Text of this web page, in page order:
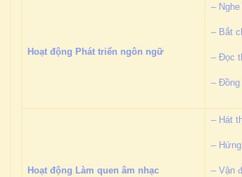
Hoạt động Phát triển ngôn ngữ
– Nghe
– Bắt
– Đọc
– Đồng
Hoạt động Làm quen âm nhạc
– Hát
–
– Vận